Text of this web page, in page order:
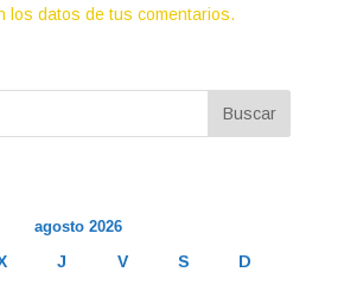
los datos de tus comentarios.
agosto 2026
J V S D